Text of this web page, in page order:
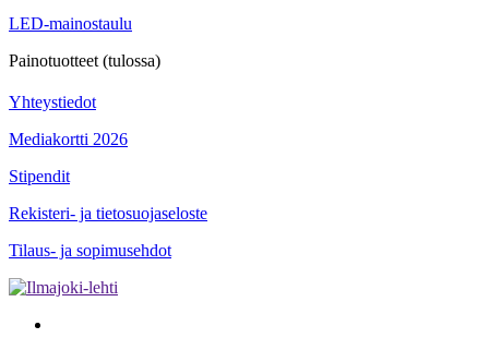
LED-mainostaulu
Painotuotteet (tulossa)
Yhteystiedot
Mediakortti 2026
Stipendit
Rekisteri- ja tietosuojaseloste
Tilaus- ja sopimusehdot